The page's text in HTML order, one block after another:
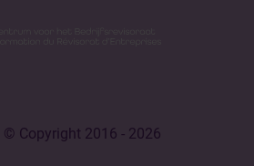
| © Copyright 2016 - 2026